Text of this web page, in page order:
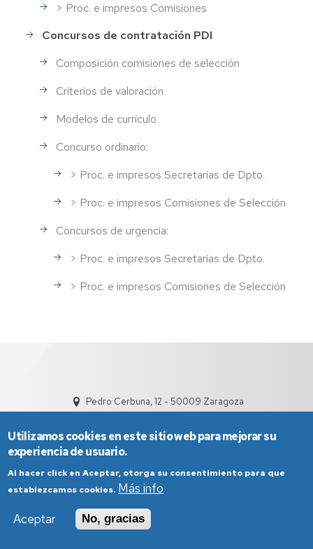
> Proc. e impresos Comisiones
Concursos de contratación PDI
Composición comisiones de selección
Criterios de valoración
Modelos de currículo
Concurso ordinario:
> Proc. e impresos Secretarías de Dpto.
> Proc. e impresos Comisiones de Selección
Concursos de urgencia:
> Proc. e impresos Secretarías de Dpto.
> Proc. e impresos Comisiones de Selección
Pedro Cerbuna, 12 - 50009 Zaragoza
Aviso Legal
Condiciones generales de uso
Política de Privacidad
Utilizamos cookies en este sitio web para mejorar su
experiencia de usuario.
Al hacer click en Aceptar, otorga su consentimiento para que
establezcamos cookies. Más info
Aceptar
No, gracias